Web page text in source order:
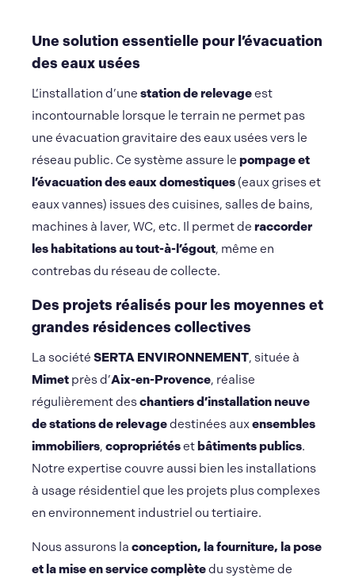
Une solution essentielle pour l’évacuation
des eaux usées
L’installation d’une station de relevageest
incontournable lorsque le terrain ne permet pas
une évacuation gravitaire des eaux usées vers le
réseau public. Ce système assure le pompage et
l’évacuation des eaux domestiques (eaux grises et
eaux vannes) issues des cuisines, salles de bains,
machines à laver, WC, etc. Il permet de raccorder
les habitations au tout-à-l’égout, même en
contrebas du réseau de collecte.
Des projets réalisés pour les moyennes et
grandes résidences collectives
La société SERTA ENVIRONNEMENT, située à
Mimet près d’Aix-en-Provence, réalise
régulièrement deschantiers d’installation neuve
de stations de relevagedestinées auxensembles
immobiliers, copropriétésetbâtiments publics.
Notre expertise couvre aussi bien les installations
à usage résidentiel que les projets plus complexes
en environnement industriel ou tertiaire.
Nous assurons la conception, la fourniture, la pose
et la mise en service complètedu système de